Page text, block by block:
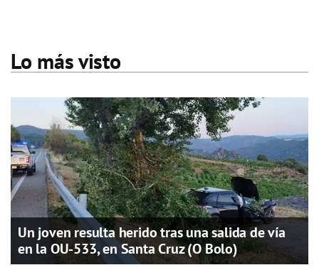
Lo más visto
Un joven resulta herido tras una salida de vía
en la OU-533, en Santa Cruz (O Bolo)